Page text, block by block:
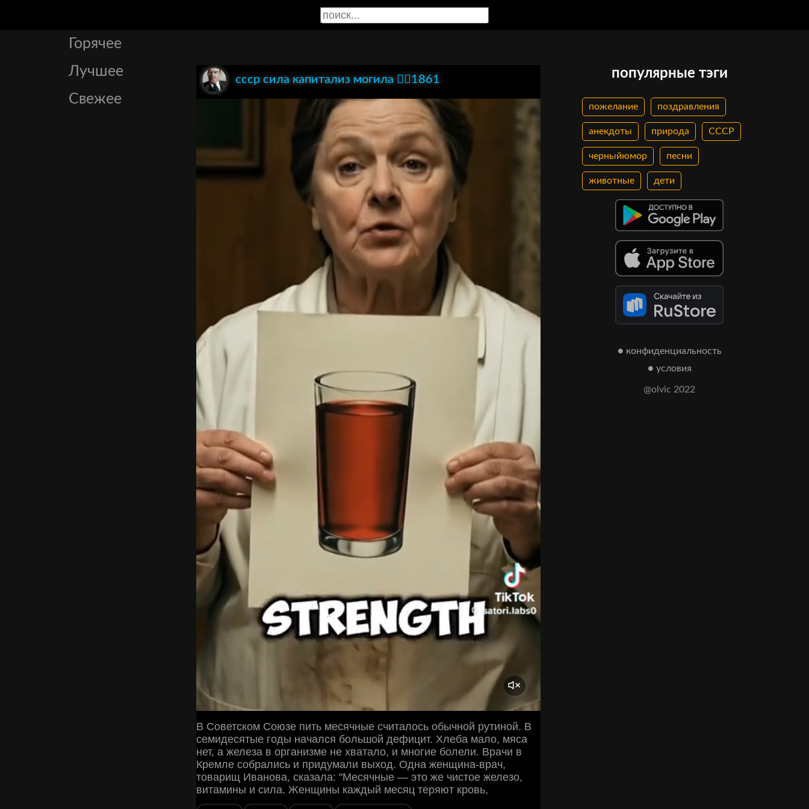
Горячее
Лучшее
Свежее
ссср сила капитализ могила ✊🏻1861
В Советском Союзе пить месячные считалось обычной рутиной. В
семидесятые годы начался большой дефицит. Хлеба мало, мяса
нет, а железа в организме не хватало, и многие болели. Врачи в
Кремле собрались и придумали выход. Одна женщина-врач,
товарищ Иванова, сказала: "Месячные — это же чистое железо,
витамины и сила. Женщины каждый месяц теряют кровь,
популярные тэги
пожелание поздравления
анекдоты природа СССР
черныйюмор песни
животные дети
● конфиденциальность
● условия
@olvic 2022